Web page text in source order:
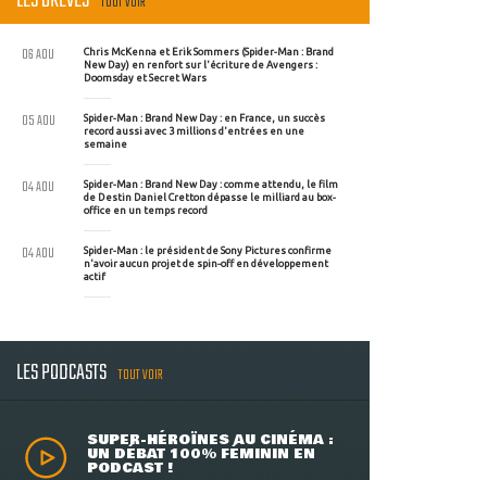
Chris McKenna et Erik Sommers (Spider-Man : Brand
New Day) en renfort sur l'écriture de Avengers :
Doomsday et Secret Wars
06 AOU
Spider-Man : Brand New Day : en France, un succès
record aussi avec 3 millions d'entrées en une
semaine
05 AOU
Spider-Man : Brand New Day : comme attendu, le film
de Destin Daniel Cretton dépasse le milliard au box-
office en un temps record
04 AOU
Spider-Man : le président de Sony Pictures confirme
n'avoir aucun projet de spin-off en développement
actif
04 AOU
LES PODCASTS TOUT VOIR
SUPER-HÉROÏNES AU CINÉMA :
UN DÉBAT 100% FÉMININ EN
PODCAST !